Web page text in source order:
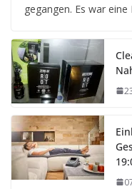
gegangen. Es war